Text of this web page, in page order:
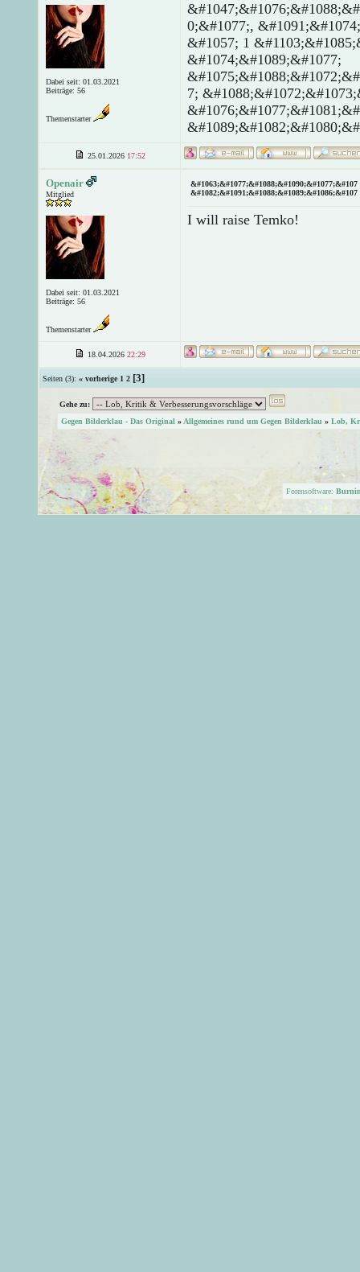
Dabei seit: 01.03.2021
Beiträge: 56
Themenstarter
0;&#1077;,
&#1057; 1
&#1074;&#1089;&#1077;
7;
25.01.2026 17:52
Openair
Mitglied
Dabei seit: 01.03.2021
Beiträge: 56
Themenstarter
&#1082;&#1091;&#1088;&#1089;&#1086;&#107
I will raise Temko!
18.04.2026 22:29
Seiten (3): « vorherige 1 2 [3]
Gehe zu:
Gegen Bilderklau - Das Original » Allgemeines rund um Gegen Bilderklau » Lob,
Forensoftware: